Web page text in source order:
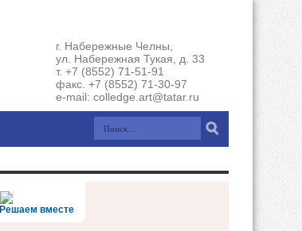
г. Набережные Челны,
ул. Набережная Тукая, д. 33
т. +7 (8552) 71-51-91
факс. +7 (8552) 71-30-97
e-mail: colledge.art@tatar.ru
Решаем вместе